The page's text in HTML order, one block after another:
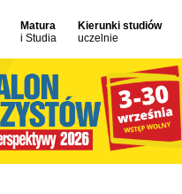
Matura
i Studia
Kierunki studiów
uczelnie